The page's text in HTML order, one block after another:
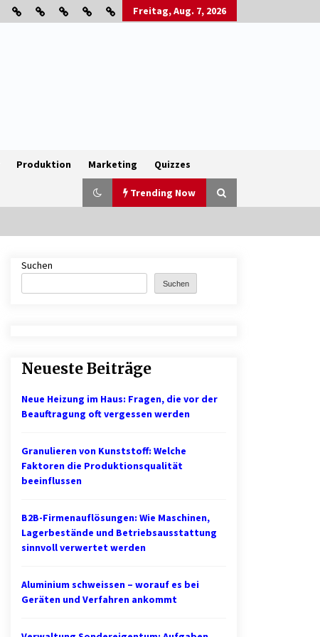
Freitag, Aug. 7, 2026
Produktion Marketing Quizzes
Trending Now
B2B-Firmenauflösungen: Wie
Maschinen, Lagerbestände und
Betriebsausstattung sinnvoll
2 Monaten ago
1. Bestandsmanagement: Den
Überblick behalten
Mietverwaltung in Karlsruhe:
Zuverlässige Immobilienbetreuung
Suchen
Suchen
Neueste Beiträge
Neue Heizung im Haus: Fragen, die vor der
Beauftragung oft vergessen werden
Granulieren von Kunststoff: Welche
Faktoren die Produktionsqualität
beeinflussen
B2B-Firmenauflösungen: Wie Maschinen,
Lagerbestände und Betriebsausstattung
sinnvoll verwertet werden
Aluminium schweissen – worauf es bei
Geräten und Verfahren ankommt